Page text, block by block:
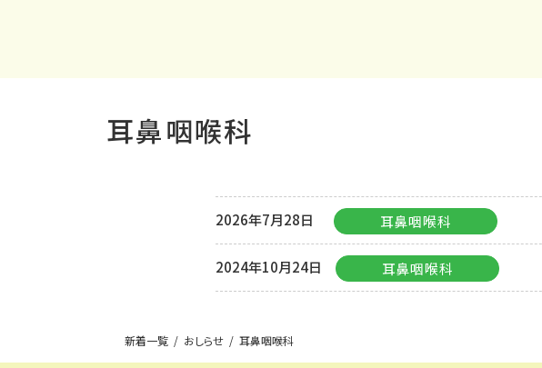
耳鼻咽喉科
2026年7月28日 耳鼻咽喉科
2024年10月24日 耳鼻咽喉科
新着一覧 おしらせ 耳鼻咽喉科